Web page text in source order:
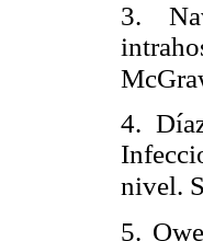
3.
4.
nivel.
5.